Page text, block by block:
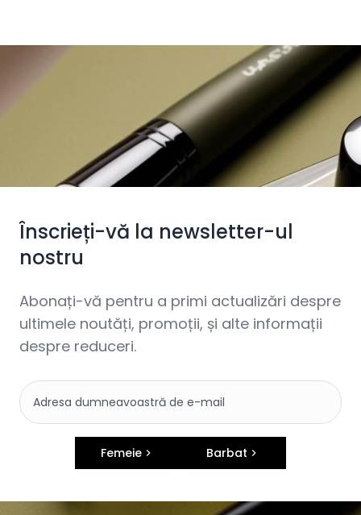
Înscrieți-vă la newsletter-ul
nostru
Abonați-vă pentru a primi actualizări despre
ultimele noutăți, promoții, și alte informații
despre reduceri.
Femeie Barbat